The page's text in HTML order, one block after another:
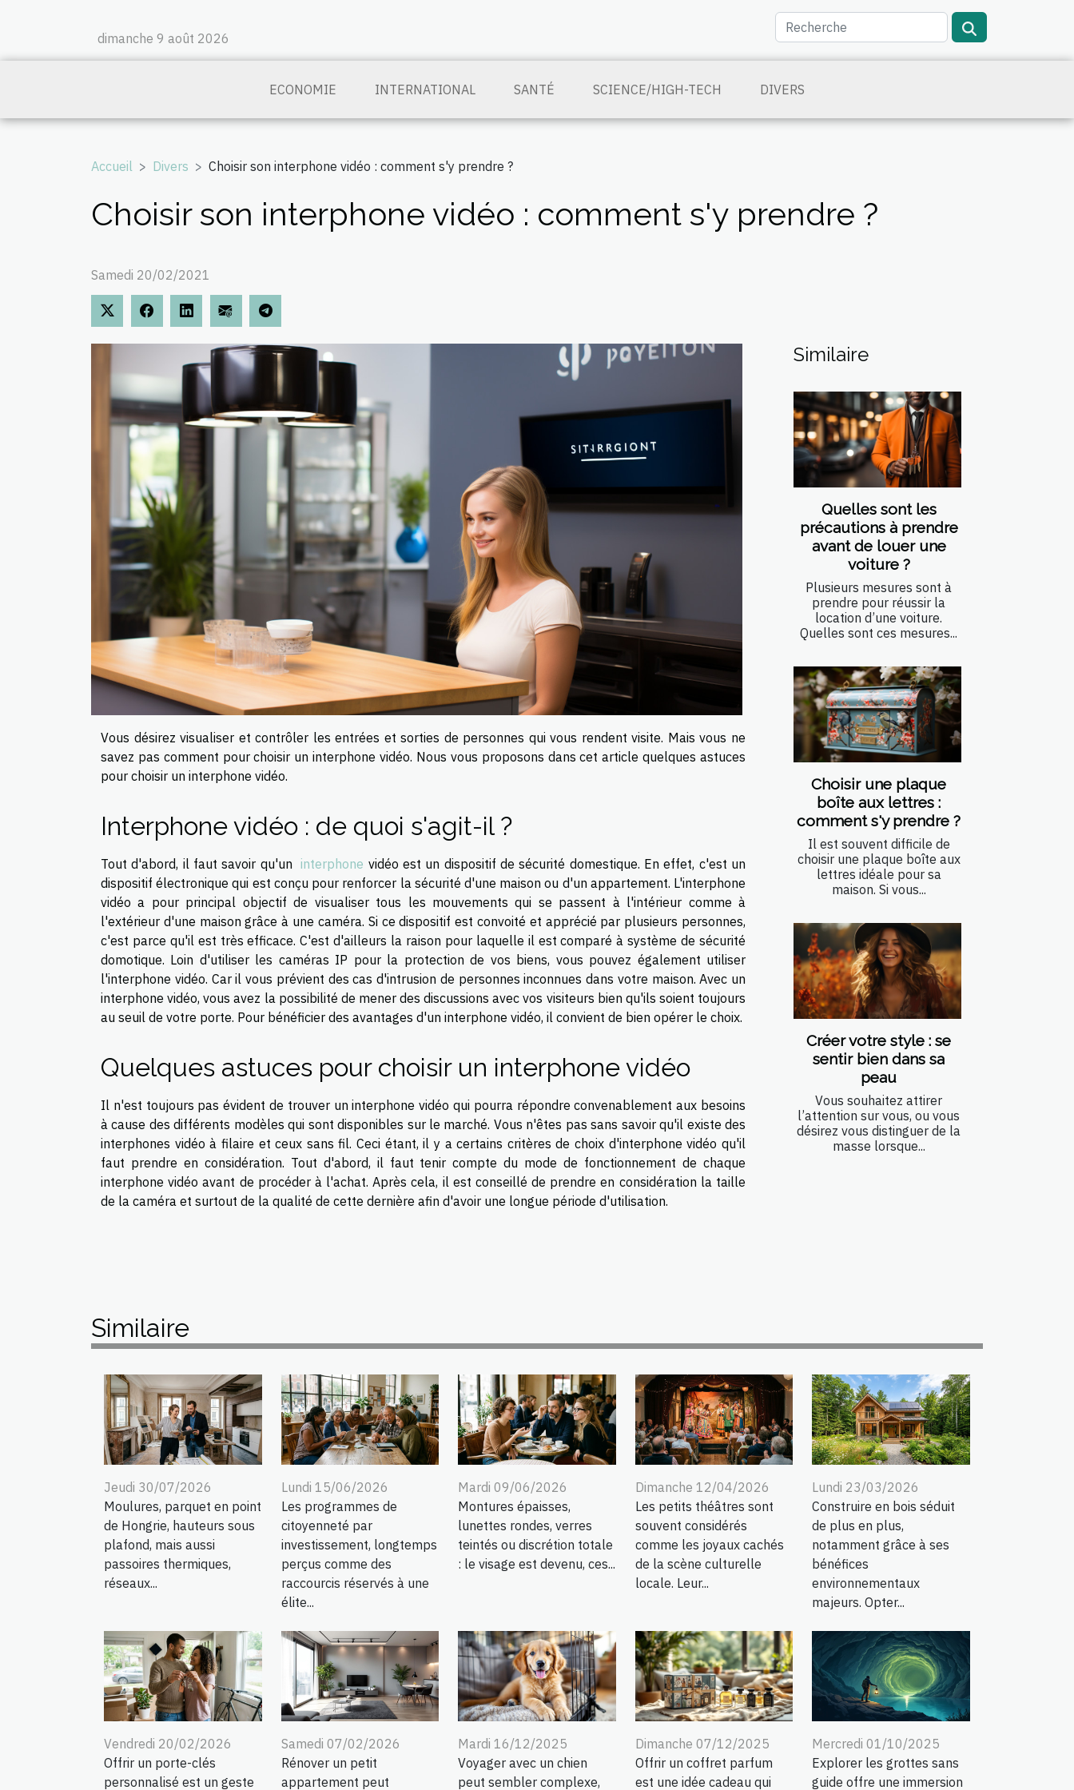
dimanche 9 août 2026
ECONOMIE INTERNATIONAL SANTÉ SCIENCE/HIGH-TECH DIVERS
Accueil Divers Choisir son interphone vidéo : comment s'y prendre ?
Choisir son interphone vidéo : comment s'y prendre ?
Samedi 20/02/2021
Vous désirez visualiser et contrôler les entrées et sorties de personnes qui vous rendent visite. Mais vous ne
savez pas comment pour choisir un interphone vidéo. Nous vous proposons dans cet article quelques astuces
pour choisir un interphone vidéo.
Interphone vidéo : de quoi s'agit-il ?
Tout d'abord, il faut savoir qu'uninterphone vidéo est un dispositif de sécurité domestique. En effet, c'est un
dispositif électronique qui est conçu pour renforcer la sécurité d'une maison ou d'un appartement. L'interphone
vidéo a pour principal objectif de visualiser tous les mouvements qui se passent à l'intérieur comme à
l'extérieur d'une maison grâce à une caméra. Si ce dispositif est convoité et apprécié par plusieurs personnes,
c'est parce qu'il est très efficace. C'est d'ailleurs la raison pour laquelle il est comparé à système de sécurité
domotique. Loin d'utiliser les caméras IP pour la protection de vos biens, vous pouvez également utiliser
l'interphone vidéo. Car il vous prévient des cas d'intrusion de personnes inconnues dans votre maison. Avec un
interphone vidéo, vous avez la possibilité de mener des discussions avec vos visiteurs bien qu'ils soient toujours
au seuil de votre porte. Pour bénéficier des avantages d'un interphone vidéo, il convient de bien opérer le choix.
Quelques astuces pour choisir un interphone vidéo
Il n'est toujours pas évident de trouver un interphone vidéo qui pourra répondre convenablement aux besoins
à cause des différents modèles qui sont disponibles sur le marché. Vous n'êtes pas sans savoir qu'il existe des
interphones vidéo à filaire et ceux sans fil. Ceci étant, il y a certains critères de choix d'interphone vidéo qu'il
faut prendre en considération. Tout d'abord, il faut tenir compte du mode de fonctionnement de chaque
interphone vidéo avant de procéder à l'achat. Après cela, il est conseillé de prendre en considération la taille
de la caméra et surtout de la qualité de cette dernière afin d'avoir une longue période d'utilisation.
Similaire
Quelles sont les
précautions à prendre
avant de louer une
voiture ?
Plusieurs mesures sont à
prendre pour réussir la
location d’une voiture.
Quelles sont ces mesures...
Choisir une plaque
boîte aux lettres :
comment s'y prendre ?
Il est souvent difficile de
choisir une plaque boîte aux
lettres idéale pour sa
maison. Si vous...
Créer votre style : se
sentir bien dans sa
peau
Vous souhaitez attirer
l’attention sur vous, ou vous
désirez vous distinguer de la
masse lorsque...
Similaire
Jeudi 30/07/2026
Moulures, parquet en point
de Hongrie, hauteurs sous
plafond, mais aussi
passoires thermiques,
réseaux...
Lundi 15/06/2026
Les programmes de
citoyenneté par
investissement, longtemps
perçus comme des
raccourcis réservés à une
élite...
Mardi 09/06/2026
Montures épaisses,
lunettes rondes, verres
teintés ou discrétion totale
: le visage est devenu, ces...
Dimanche 12/04/2026
Les petits théâtres sont
souvent considérés
comme les joyaux cachés
de la scène culturelle
locale. Leur...
Lundi 23/03/2026
Construire en bois séduit
de plus en plus,
notamment grâce à ses
bénéfices
environnementaux
majeurs. Opter...
Vendredi 20/02/2026
Offrir un porte-clés
personnalisé est un geste
Samedi 07/02/2026
Rénover un petit
appartement peut
Mardi 16/12/2025
Voyager avec un chien
peut sembler complexe,
Dimanche 07/12/2025
Offrir un coffret parfum
est une idée cadeau qui
Mercredi 01/10/2025
Explorer les grottes sans
guide offre une immersion